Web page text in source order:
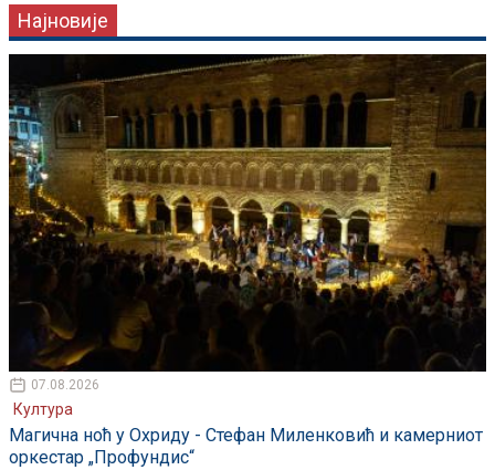
Најновије
07.08.2026
Култура
Магична ноћ у Охриду - Стефан Миленковић и камерниот
оркестар „Профундис“